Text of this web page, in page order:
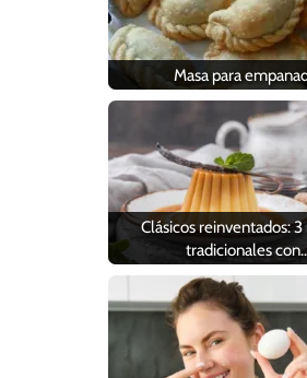
Masa para
Clásicos reinventados:
tradicionales